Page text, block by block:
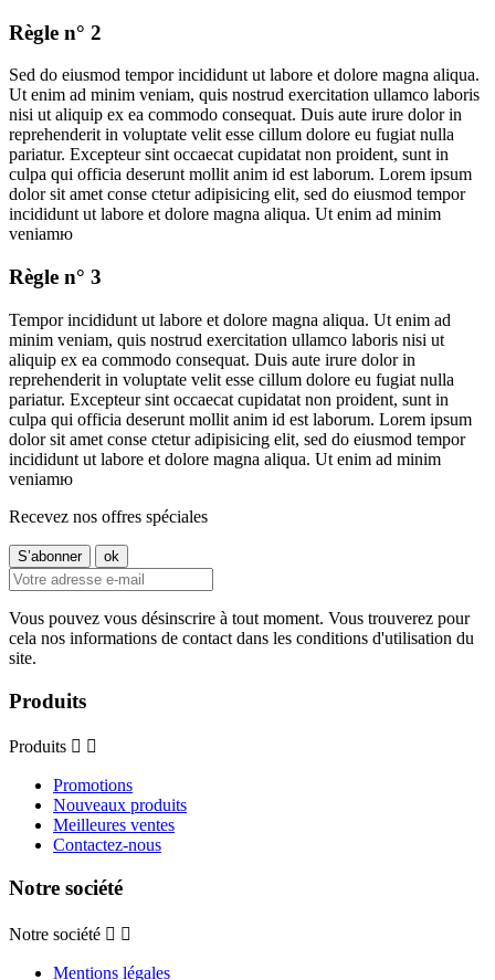
Règle n° 2
Sed do eiusmod tempor incididunt ut labore et dolore magna aliqua.
Ut enim ad minim veniam, quis nostrud exercitation ullamco laboris
nisi ut aliquip ex ea commodo consequat. Duis aute irure dolor in
reprehenderit in voluptate velit esse cillum dolore eu fugiat nulla
pariatur. Excepteur sint occaecat cupidatat non proident, sunt in
culpa qui officia deserunt mollit anim id est laborum. Lorem ipsum
dolor sit amet conse ctetur adipisicing elit, sed do eiusmod tempor
incididunt ut labore et dolore magna aliqua. Ut enim ad minim
veniamю
Règle n° 3
Tempor incididunt ut labore et dolore magna aliqua. Ut enim ad
minim veniam, quis nostrud exercitation ullamco laboris nisi ut
aliquip ex ea commodo consequat. Duis aute irure dolor in
reprehenderit in voluptate velit esse cillum dolore eu fugiat nulla
pariatur. Excepteur sint occaecat cupidatat non proident, sunt in
culpa qui officia deserunt mollit anim id est laborum. Lorem ipsum
dolor sit amet conse ctetur adipisicing elit, sed do eiusmod tempor
incididunt ut labore et dolore magna aliqua. Ut enim ad minim
veniamю
Recevez nos offres spéciales
Vous pouvez vous désinscrire à tout moment. Vous trouverez pour
cela nos informations de contact dans les conditions d'utilisation du
site.
Produits
Produits  
Promotions
Nouveaux produits
Meilleures ventes
Contactez-nous
Notre société
Notre société  
Mentions légales